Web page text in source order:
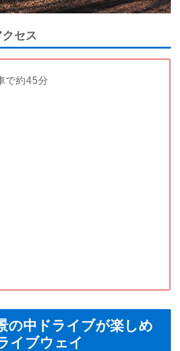
セス
で約45分
の中ドライブが楽しめ
イブウェイ